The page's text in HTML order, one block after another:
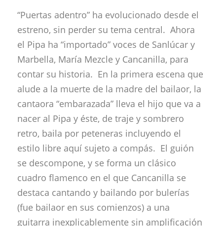
“Puertas adentro” ha evolucionado desde el
estreno, sin perder su tema central. Ahora
el Pipa ha “importado” voces de Sanlúcar y
Marbella, María Mezcle y Cancanilla, para
contar su historia. En la primera escena que
alude a la muerte de la madre del bailaor, la
cantaora “embarazada” lleva el hijo que va a
nacer al Pipa y éste, de traje y sombrero
retro, baila por peteneras incluyendo el
estilo libre aquí sujeto a compás. El guión
se descompone, y se forma un clásico
cuadro flamenco en el que Cancanilla se
destaca cantando y bailando por bulerías
(fue bailaor en sus comienzos) a una
guitarra inexplicablemente sin amplificación